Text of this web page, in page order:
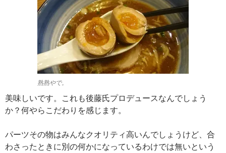
熟熟やで。
美味しいです。これも後藤氏プロデュースなんでしょう
か？何やらこだわりを感じます。
パーツその物はみんなクオリティ高いんでしょうけど、合
わさったときに別の何かになっているわけでは無いという